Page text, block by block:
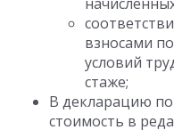
взносами
условий
стаже;
В декларацию
стоимость в